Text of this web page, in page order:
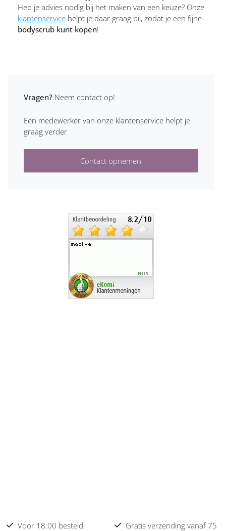
Heb je advies nodig bij het maken van een keuze? Onze
klantenservice helpt je daar graag bij, zodat je een fijne
bodyscrub kunt kopen!
Vragen? Neem contact op!
Een medewerker van onze klantenservice helpt je
graag verder
Contact opnemen
Voor 18:00 besteld,
Gratis verzending vanaf 75